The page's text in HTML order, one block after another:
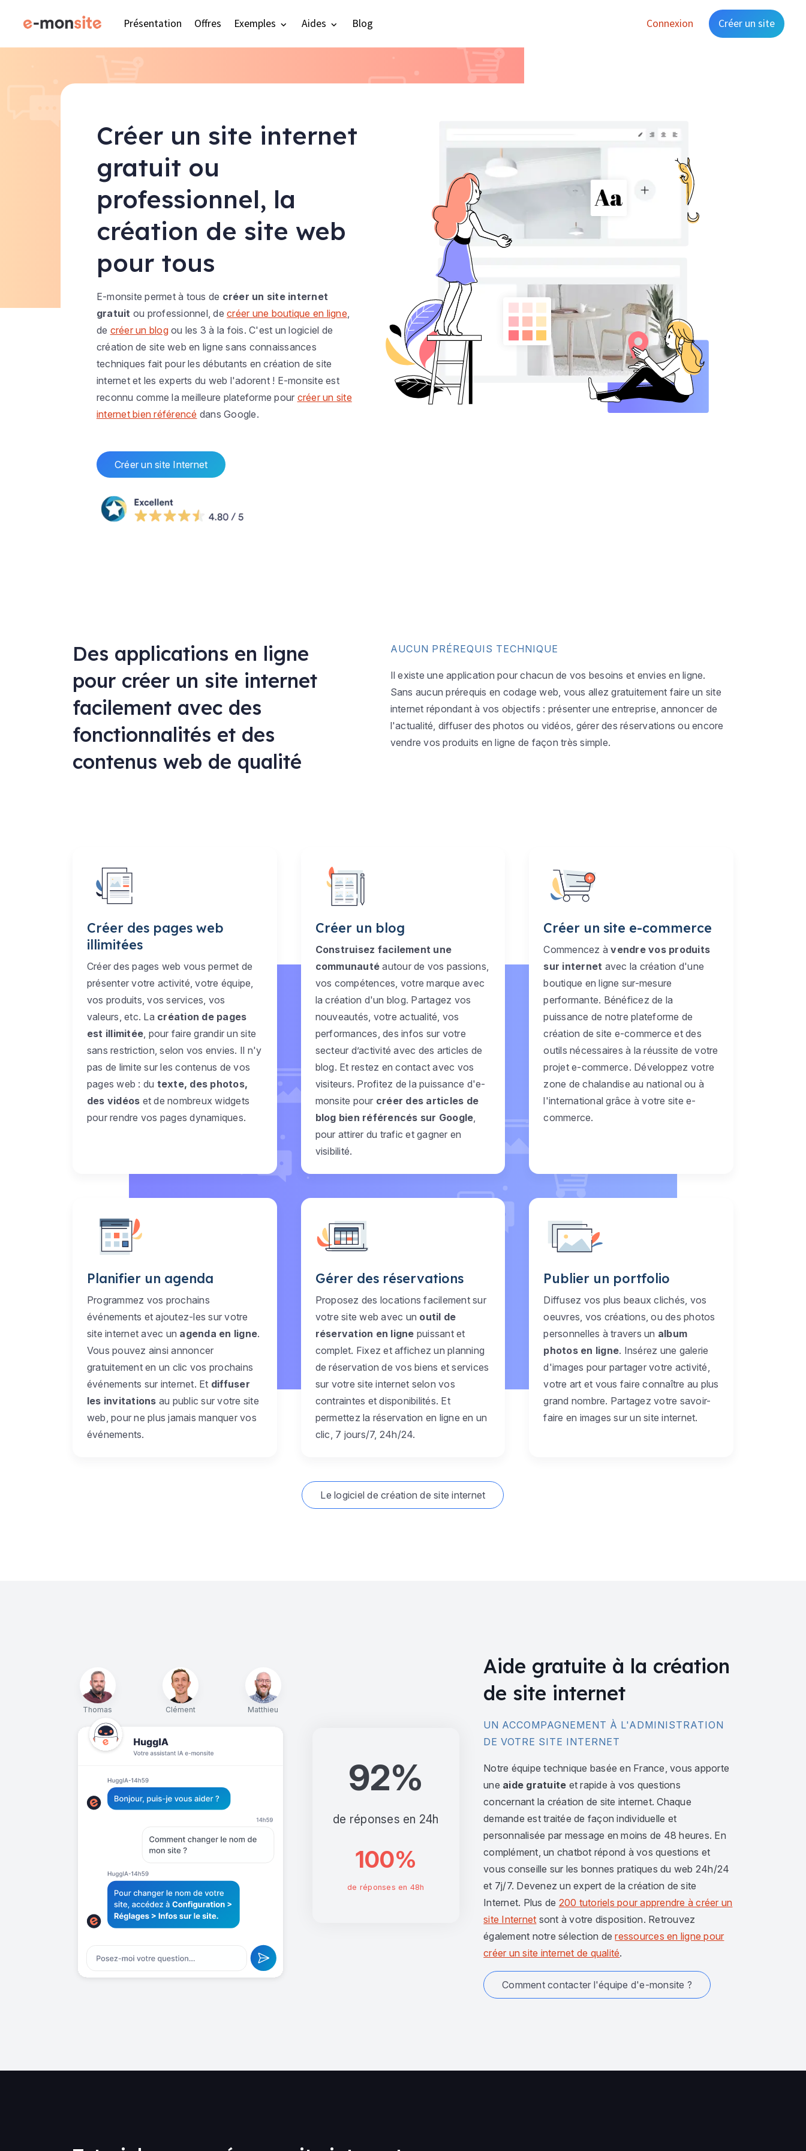
Présentation Offres Exemples Aides Blog Connexion Créer un site
Créer un site internet
gratuit ou
professionnel, la
création de site web
pour tous
E-monsite permet à tous de créer un site internet
gratuit ou professionnel, decréer une boutique en ligne,
de créer un blogou les 3 à la fois. C'est un logiciel de
création de site web en ligne sans connaissances
techniques fait pour les débutants en création de site
internet et les experts du web l'adorent ! E-monsite est
reconnu comme la meilleure plateforme pour créer un site
internet bien référencé dans Google.
Créer un site Internet
Des applications en ligne
pour créer un site internet
facilement avec des
fonctionnalités et des
contenus web de qualité
AUCUN PRÉREQUIS TECHNIQUE
Il existe une application pour chacun de vos besoins et envies en ligne.
Sans aucun prérequis en codage web, vous allez gratuitement faire un site
internet répondant à vos objectifs : présenter une entreprise, annoncer de
l'actualité, diffuser des photos ou vidéos, gérer des réservations ou encore
vendre vos produits en ligne de façon très simple.
Créer des pages web
illimitées
Créer des pages web vous permet de
présenter votre activité, votre équipe,
vos produits, vos services, vos
valeurs, etc. La création de pages
est illimitée , pour faire grandir un site
sans restriction, selon vos envies. Il n'y
pas de limite sur les contenus de vos
pages web : du texte, des photos,
des vidéos et de nombreux widgets
pour rendre vos pages dynamiques.
Créer un blog
Construisez facilement une
communauté autour de vos passions,
vos compétences, votre marque avec
la création d'un blog. Partagez vos
nouveautés, votre actualité, vos
performances, des infos sur votre
secteur d’activité avec des articles de
blog. Et restez en contact avec vos
visiteurs. Profitez de la puissance d'e-
monsite pour créer des articles de
blog bien référencés sur Google
pour attirer du trafic et gagner en
visibilité.
Créer un site e-commerce
Commencez àvendre vos produits
sur internet avec la création d'une
boutique en ligne sur-mesure
performante. Bénéficez de la
puissance de notre plateforme de
création de site e-commerce et des
outils nécessaires à la réussite de votre
projet e-commerce. Développez votre
zone de chalandise au national ou à
l'international grâce à votre site e-
commerce.
Planifier un agenda
Programmez vos prochains
événements et ajoutez-les sur votre
site internet avec un agenda en ligne.
Vous pouvez ainsi annoncer
gratuitement en un clic vos prochains
événements sur internet. Et diffuser
les invitations au public sur votre site
web, pour ne plus jamais manquer vos
événements.
Gérer des réservations
Proposez des locations facilement sur
votre site web avec un outil de
réservation en ligne puissant et
complet. Fixez et affichez un planning
de réservation de vos biens et services
sur votre site internet selon vos
contraintes et disponibilités. Et
permettez la réservation en ligne en un
clic, 7 jours/7, 24h/24.
Publier un portfolio
Diffusez vos plus beaux clichés, vos
oeuvres, vos créations, ou des photos
personnelles à travers un album
photos en ligne. Insérez une galerie
d'images pour partager votre activité,
votre art et vous faire connaître au plus
grand nombre. Partagez votre savoir-
faire en images sur un site internet.
Le logiciel de création de site internet
Thomas Clément Matthieu
92%
de réponses en 24h
100%
de réponses en 48h
Aide gratuite à la création
de site internet
UN ACCOMPAGNEMENT À L'ADMINISTRATION
DE VOTRE SITE INTERNET
Notre équipe technique basée en France, vous apporte
une aide gratuite et rapide à vos questions
concernant la création de site internet. Chaque
demande est traitée de façon individuelle et
personnalisée par message en moins de 48 heures. En
complément, un chatbot répond à vos questions et
vous conseille sur les bonnes pratiques du web 24h/24
et 7j/7. Devenez un expert de la création de site
Internet. Plus de 200 tutoriels pour apprendre à créer un
site Internet sont à votre disposition. Retrouvez
également notre sélection deressources en ligne pour
créer un site internet de qualité.
Comment contacter l'équipe d'e-monsite ?